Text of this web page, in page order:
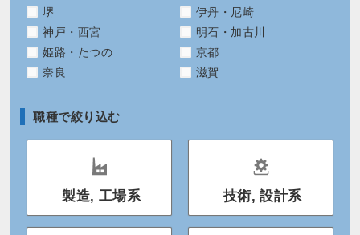
堺
伊丹・尼崎
神戸・西宮
明石・加古川
姫路・たつの
京都
奈良
滋賀
職種で絞り込む
製造, 工場系 技術, 設計系